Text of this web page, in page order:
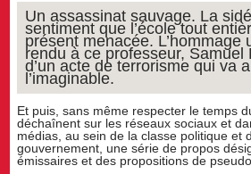
Un assassinat sauvage. La
sentiment que l’école tout
présent menacée. L’hommage
rendu à ce professeur, Samuel
d’un acte de terrorisme qui va
l’imaginable.
Et puis, sans même respecter le temps
déchaînent sur les réseaux sociaux et
médias, au sein de la classe politique et
gouvernement, une série de propos
émissaires et des propositions de